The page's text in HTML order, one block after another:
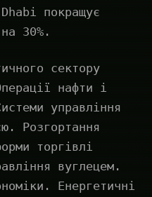
покращує
30%.
сектору
нафти і
управління
Розгортання
торгівлі
вуглецем.
Енергетичні